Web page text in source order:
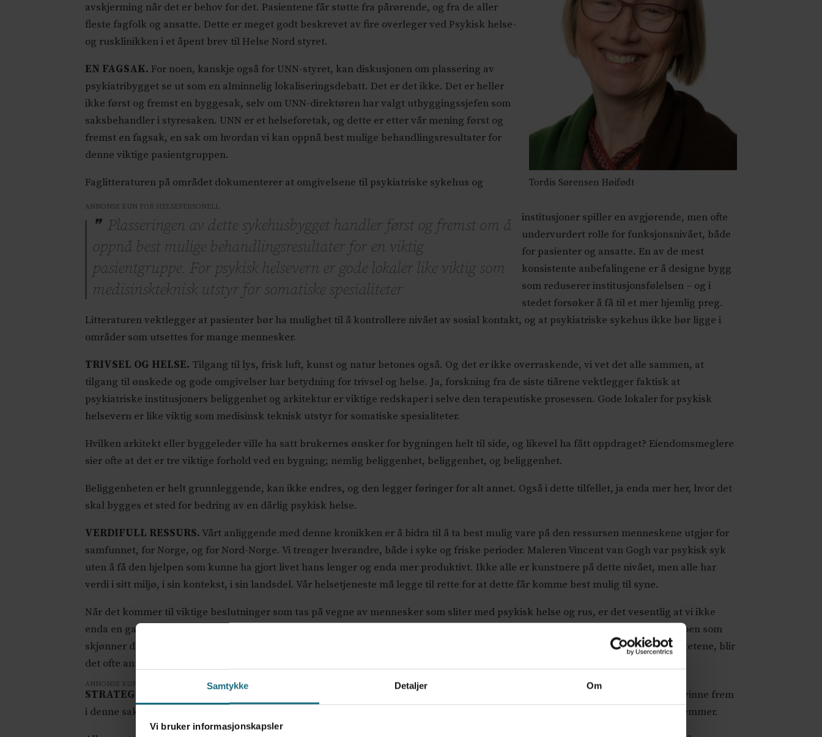
Samtykke Detaljer Om
Vi bruker informasjonskapsler
Tordis Sørensen Høifødt
ANNONSE KUN FOR HELSEPERSONELL
avskjerming når det er behov for det. Pasientene får støtte fra pårørende, og fra de aller
fleste fagfolk og ansatte. Dette er meget godt beskrevet av fire overleger ved Psykisk helse-
og rusklinikken i et åpent brev til Helse Nord styret.
Plasseringen av dette sykehusbygget handler først og fremst om å
oppnå best mulige behandlingsresultater for en viktig
pasientgruppe. For psykisk helsevern er gode lokaler like viktig som
medisinskteknisk utstyr for somatiske spesialiteter
EN FAGSAK. For noen, kanskje også for UNN-styret, kan diskusjonen om plassering av
psykiatribygget se ut som en alminnelig lokaliseringsdebatt. Det er det ikke. Det er heller
ikke først og fremst en byggesak, selv om UNN-direktøren har valgt utbyggingssjefen som
saksbehandler i styresaken. UNN er et helseforetak, og dette er etter vår mening først og
fremst en fagsak, en sak om hvordan vi kan oppnå best mulige behandlingsresultater for
denne viktige pasientgruppen.
Faglitteraturen på området dokumenterer at omgivelsene til psykiatriske sykehus og
institusjoner spiller en avgjørende, men ofte
undervurdert rolle for funksjonsnivået, både
for pasienter og ansatte. En av de mest
konsistente anbefalingene er å designe bygg
som reduserer institusjonsfølelsen – og i
stedet forsøker å få til et mer hjemlig preg.
Litteraturen vektlegger at pasienter bør ha mulighet til å kontrollere nivået av sosial kontakt, og at psykiatriske sykehus ikke bør ligge i
områder som utsettes for mange mennesker.
TRIVSEL OG HELSE. Tilgang til lys, frisk luft, kunst og natur betones også. Og det er ikke overraskende, vi vet det alle sammen, at
tilgang til ønskede og gode omgivelser har betydning for trivsel og helse. Ja, forskning fra de siste tiårene vektlegger faktisk at
psykiatriske institusjoners beliggenhet og arkitektur er viktige redskaper i selve den terapeutiske prosessen. Gode lokaler for psykisk
helsevern er like viktig som medisinsk teknisk utstyr for somatiske spesialiteter.
Hvilken arkitekt eller byggeleder ville ha satt brukernes ønsker for bygningen helt til side, og likevel ha fått oppdraget? Eiendomsmeglere
sier ofte at det er tre viktige forhold ved en bygning; nemlig beliggenhet, beliggenhet, og beliggenhet.
Beliggenheten er helt grunnleggende, kan ikke endres, og den legger føringer for alt annet. Også i dette tilfellet, ja enda mer her, hvor det
skal bygges et sted for bedring av en dårlig psykisk helse.
VERDIFULL RESSURS.Vårt anliggende med denne kronikken er å bidra til å ta best mulig vare på den ressursen menneskene utgjør for
samfunnet, for Norge, og for Nord-Norge. Vi trenger hverandre, både i syke og friske perioder. Maleren Vincent van Gogh var psykisk syk
uten å få den hjelpen som kunne ha gjort livet hans lenger og enda mer produktivt. Ikke alle er kunstnere på dette nivået, men alle har
verdi i sitt miljø, i sin kontekst, i sin landsdel. Vår helsetjeneste må legge til rette for at dette får komme best mulig til syne.
Når det kommer til viktige beslutninger som tas på vegne av mennesker som sliter med psykisk helse og rus, er det vesentlig at vi ikke
enda en gang signaliserer at psykiatriske pasienter er mennesker som ikke skjønner sitt eget beste, og som må overprøves av noen som
skjønner det. Denne pasientgruppen har i alt for stor grad blitt avspist med honnørord og festtaler, men når det kommer til realitetene, blir
det ofte annerledes.
ANNONSE KUN FOR HELSEPERSONELL
STRATEGISK UNNTAK?
Det høres veldig fint ut med «pasientperspektiv i alt vi gjør». Dersom pasientperspektivet ikke skulle vinne frem
i denne saken, heller ikke når det er godt underbygget med støtte fra pårørende, fagfolk og faglitteratur, er det noe som ikke stemmer.